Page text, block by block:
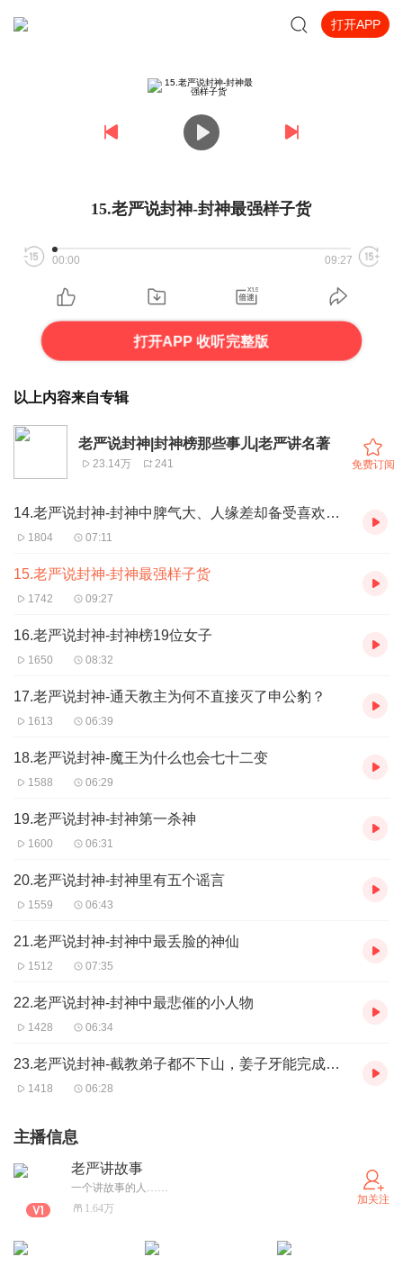
打开APP
15.老严说封神-封神最强样子货
00:00 09:27
打开APP 收听完整版
以上内容来自专辑
老严说封神|封神榜那些事儿|老严讲名著
23.14万 241 免费订阅
14.老严说封神-封神中脾气大、人缘差却备受喜欢的神仙
1804 07:11
15.老严说封神-封神最强样子货
1742 09:27
16.老严说封神-封神榜19位女子
1650 08:32
17.老严说封神-通天教主为何不直接灭了申公豹？
1613 06:39
18.老严说封神-魔王为什么也会七十二变
1588 06:29
19.老严说封神-封神第一杀神
1600 06:31
20.老严说封神-封神里有五个谣言
1559 06:43
21.老严说封神-封神中最丢脸的神仙
1512 07:35
22.老严说封神-封神中最悲催的小人物
1428 06:34
23.老严说封神-截教弟子都不下山，姜子牙能完成封神吗
1418 06:28
主播信息
老严讲故事
一个讲故事的人……
1.64万
加关注